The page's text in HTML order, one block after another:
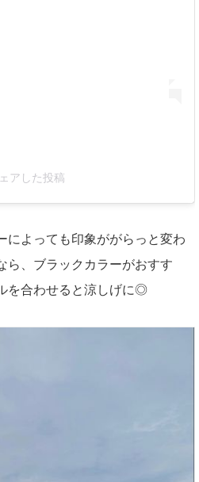
アした投稿
によっても印象ががらっと変わ
ら、ブラックカラーがおすす
を合わせると涼しげに◎